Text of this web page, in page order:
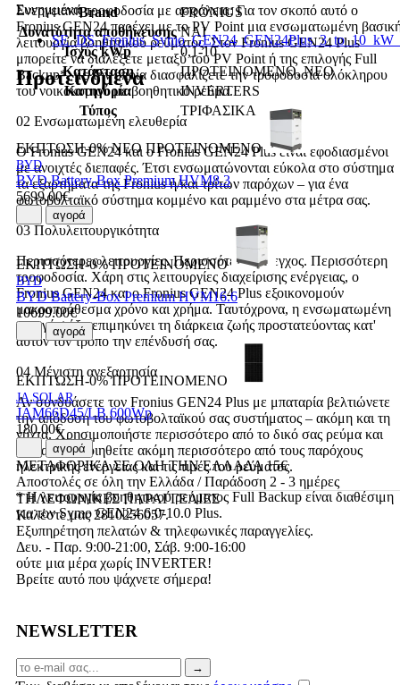
Ενεργειακή τροφοδοσία με ασφάλεια: Για τον σκοπό αυτό ο
Fronius GEN24 παρέχει με το PV Point μια ενσωματωμένη
λειτουργία βοηθητικού ρεύματος. Στον Fronius GEN24 Plus
μπορείτε να διαλέξετε μεταξύ του PV Point ή της επιλογής Full
Backup*, με την οποία διασφαλίζετε την τροφοδοσία ολόκληρου
του νοικοκυριού με βοηθητικό ρεύμα.
02 Ενσωματωμένη ελευθερία
Ο Fronius GEN24 και ο Fronius GEN24 Plus είναι εφοδιασμένοι
με ανοιχτές διεπαφές. Έτσι ενσωματώνονται εύκολα στο σύστημα
τα εξαρτήματα της Fronius ή/και τρίτων παρόχων – για ένα
φωτοβολταϊκό σύστημα κομμένο και ραμμένο στα μέτρα σας.
03 Πολυλειτουργικότητα
Περισσότερες λειτουργίες. Περισσότερος έλεγχος. Περισσότερη
τροφοδοσία. Χάρη στις λειτουργίες διαχείρισης ενέργειας, ο
Fronius GEN24 και ο Fronius GEN24 Plus εξοικονομούν
μακροπρόθεσμα χρόνο και χρήμα. Ταυτόχρονα, η ενσωματωμένη
ενεργή ψύξη επιμηκύνει τη διάρκεια ζωής προστατεύοντας κατ'
αυτόν τον τρόπο την επένδυσή σας.
04 Μέγιστη ανεξαρτησία
Αν συνδυάσετε τον Fronius GEN24 Plus με μπαταρία βελτιώνετε
την απόδοση του φωτοβολταϊκού σας συστήματος – ακόμη και τη
νύχτα. Χρησιμοποιήστε περισσότερο από το δικό σας ρεύμα και
ανεξαρτητοποιηθείτε ακόμη περισσότερο από τους παρόχους
ηλεκτρικής ενέργειας και τις τιμές του ρεύματος.
* Η λειτουργία βοηθητικού ρεύματος Full Backup είναι διαθέσιμη
για τον Symo GEN24 6.0-10.0 Plus.
Brand
FRONIUS
Δυνατότητα αποθήκευσης ΝΑΙ
Ισχύς kWp
0,1-10
Κατάσταση
ΠΡΟΤΕΙΝΟΜΕΝΟ, ΝΕΟ
Κατηγορία
INVERTERS
Τύπος
ΤΡΙΦΑΣΙΚΑ
Συνημμένα
Προτεινόμενα
ΕΚΠΤΩΣΗ-0% ΝΕΟ ΠΡΟΤΕΙΝΟΜΕΝΟ
BYD
BYD Battery-Box Premium HVM8.3
5699.00€
αγορά
ΕΚΠΤΩΣΗ-0% ΠΡΟΤΕΙΝΟΜΕΝΟ
BYD
BYD Battery-Box Premium HVM16.6
10699.00€
αγορά
ΕΚΠΤΩΣΗ-0% ΠΡΟΤΕΙΝΟΜΕΝΟ
JA SOLAR
JAM66D45/LB 600Wp
180.00€
αγορά
ΜΕΤΑΦΟΡΙΚΑ ΣΕ ΟΛΗ ΤΗΝ ΕΛΛΑΔΑ 15€
Αποστολές σε όλη την Ελλάδα / Παράδοση 2 - 3 ημέρες
ΤΗΛΕΦΩΝΙΚΕΣ ΠΑΡΑΓΓΕΛΙΕΣ
Καλέστε μας 2810256057.
Εξυπηρέτηση πελατών & τηλεφωνικές παραγγελίες.
Δευ. - Παρ. 9:00-21:00, Σάβ. 9:00-16:00
ούτε μια μέρα χωρίς INVERTER!
Βρείτε αυτό που ψάχνετε σήμερα!
NEWSLETTER
Email →